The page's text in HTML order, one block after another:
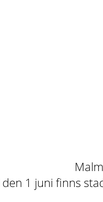
1 juni finns